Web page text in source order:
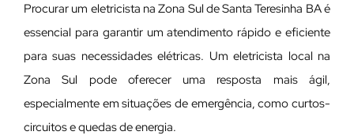
Procurar um eletricista na Zona Sul de Santa Teresinha BA é
essencial para garantir um atendimento rápido e eficiente
para suas necessidades elétricas. Um eletricista local na
Zona Sul pode oferecer uma resposta mais ágil,
especialmente em situações de emergência, como curtos-
circuitos e quedas de energia.